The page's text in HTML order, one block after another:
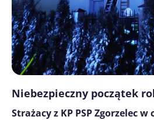
Niebezpieczny początek
Strażacy z KP PSP Zgorzelec w